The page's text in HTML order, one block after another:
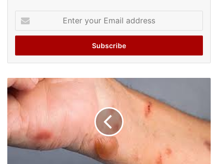
your
Email